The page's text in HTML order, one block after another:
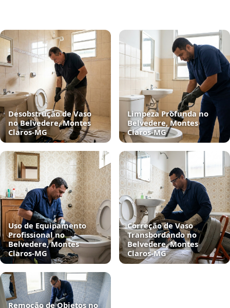
Desobstrução de Vaso
no Belvedere, Montes
Claros‑MG
Limpeza Profunda no
Belvedere, Montes
Claros‑MG
Uso de Equipamento
Profissional no
Belvedere, Montes
Claros‑MG
Correção de Vaso
Transbordando no
Belvedere, Montes
Claros‑MG
Remoção de Objetos no